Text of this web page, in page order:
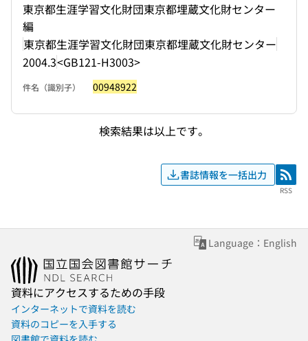
東京都生涯学習文化財団東京都埋蔵文化財センター
編
東京都生涯学習文化財団東京都埋蔵文化財センター
2004.3<GB121-H3003>
件名（識別子） 00948922
検索結果は以上です。
書誌情報を一括出力 RSS
RSS
Language：English
資料にアクセスするための手段
インターネットで資料を読む
資料のコピーを入手する